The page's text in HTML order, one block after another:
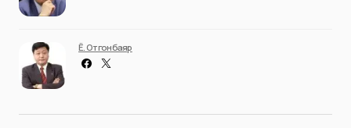
Ё. Отгонбаяр